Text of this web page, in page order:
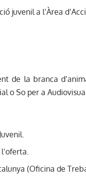
juvenil a l’Àrea
de la branca
o So per a
(Oficina de